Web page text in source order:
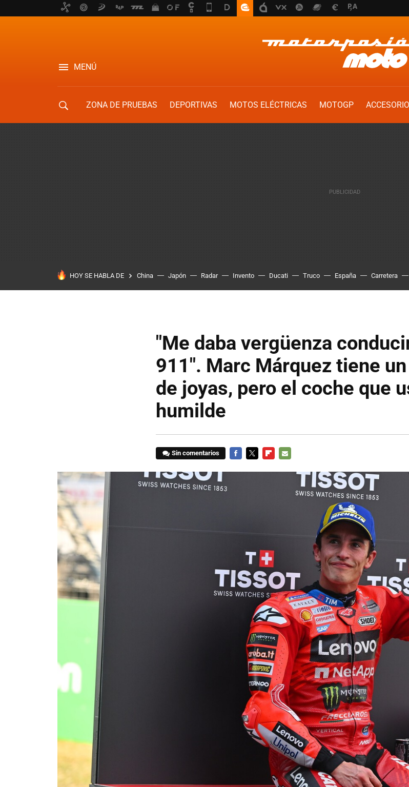
MENÚ
ZONA DE PRUEBAS DEPORTIVAS MOTOS ELÉCTRICAS MOTOGP
HOY SE HABLA DE China Japón Radar Invento Ducati Truco España Carretera
"Me daba vergüenza
911". Marc Márquez tiene
de joyas, pero el coche que
humilde
Sin comentarios